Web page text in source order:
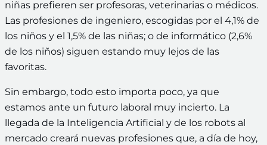
niñas prefieren ser profesoras, veterinarias o médicos.
Las profesiones de ingeniero, escogidas por el 4,1% de
los niños y el 1,5% de las niñas; o de informático (2,6%
de los niños) siguen estando muy lejos de las
favoritas.
Sin embargo, todo esto importa poco, ya que
estamos ante un futuro laboral muy incierto. La
llegada de la Inteligencia Artificial y de los robots al
mercado creará nuevas profesiones que, a día de hoy,